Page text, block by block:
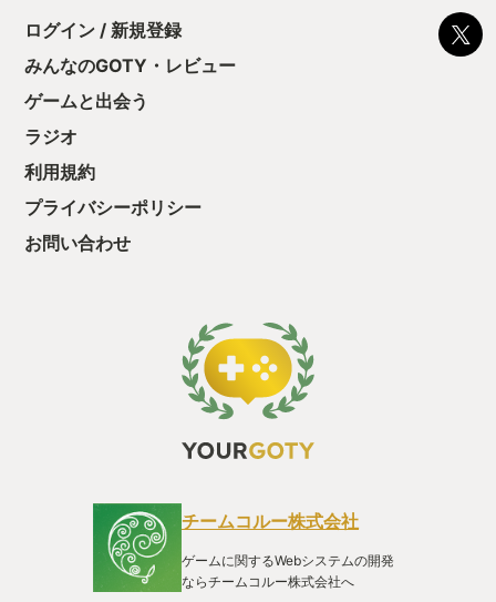
ちゃうじゃぁん
っと試すだけだ
て、クリアしち
ログイン / 新規登録
みんなのGOTY・レビュー
ゲームと出会う
ラジオ
利用規約
プライバシーポリシー
お問い合わせ
チームコルー株式会社
ゲームに関するWebシステムの開発
ならチームコルー株式会社へ